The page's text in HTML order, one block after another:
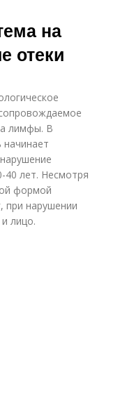
на
отеки
лимфы. В
начинает
40 лет. Несмотря
формой
при нарушении
лицо.